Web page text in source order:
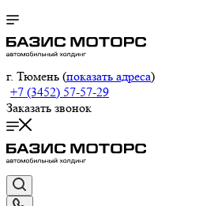
г. Тюмень (показать адреса)
+7 (3452) 57-57-29
Заказать звонок